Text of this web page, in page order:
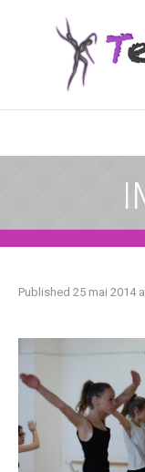
Published 25 mai 2014